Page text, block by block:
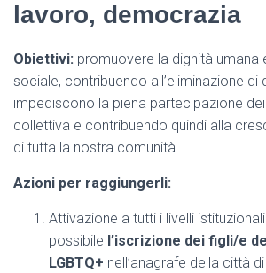
lavoro, democrazia
Obiettivi: promuovere la dignità umana
sociale, contribuendo all’eliminazione di
impediscono la piena partecipazione
collettiva e contribuendo quindi alla
di tutta la nostra comunità.
Azioni per raggiungerli:
Attivazione a tutti i livelli
possibile l’iscrizione dei figli/e
LGBTQ+ nell’anagrafe della città